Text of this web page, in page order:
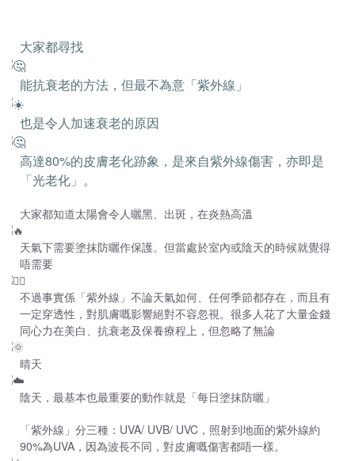
大家都尋找
能抗衰老的方法，但最不為意「紫外線」
也是令人加速衰老的原因
高達80%的皮膚老化跡象，是來自紫外線傷害，亦即是
「光老化」。
大家都知道太陽會令人曬黑、出斑，在炎熱高溫
天氣下需要塗抹防曬作保護。但當處於室內或陰天的時候就覺得
唔需要
不過事實係「紫外線」不論天氣如何、任何季節都存在，而且有
一定穿透性，對肌膚嘅影響絕對不容忽視。很多人花了大量金錢
同心力在美白、抗衰老及保養療程上，但忽略了無論
晴天
陰天，最基本也最重要的動作就是「每日塗抹防曬」
「紫外線」分三種：UVA/ UVB/ UVC，照射到地面的紫外線約
90%為UVA，因為波長不同，對皮膚嘅傷害都唔一樣。